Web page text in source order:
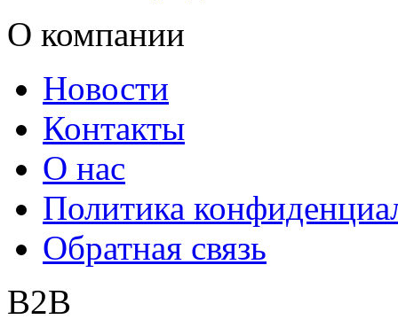
О компании
Новости
Контакты
О нас
Политика
Обратная связь
B2B